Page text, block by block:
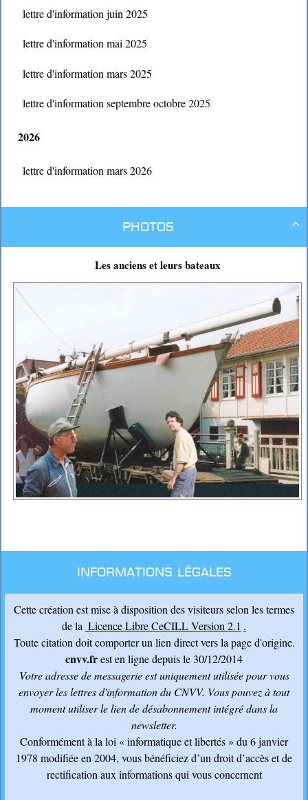
lettre d'information juin 2025
lettre d'information mai 2025
lettre d'information mars 2025
lettre d'information septembre octobre 2025
2026
lettre d'information mars 2026

Photos
Les anciens et leurs bateaux
Informations légales
Cette création est mise à disposition des visiteurs selon les termes
de la Licence Libre CeCILL Version 2.1 .
Toute citation doit comporter un lien direct vers la page d'origine.
cnvv.frest en ligne depuis le 30/12/2014
Votre adresse de messagerie est uniquement utilisée pour vous
envoyer les lettres d'information du CNVV. Vous pouvez à tout
moment utiliser le lien de désabonnement intégré dans la
newsletter.
Conformément à la loi « informatique et libertés » du 6 janvier
1978 modifiée en 2004, vous bénéficiez d’un droit d’accès et de
rectification aux informations qui vous concernent